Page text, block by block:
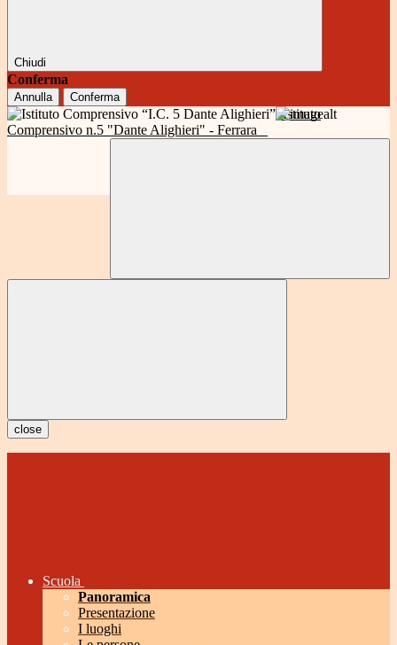
Chiudi
Conferma
Annulla Conferma
Istituto
Comprensivo n.5 "Dante Alighieri" - Ferrara
close
Scuola
Panoramica
Presentazione
I luoghi